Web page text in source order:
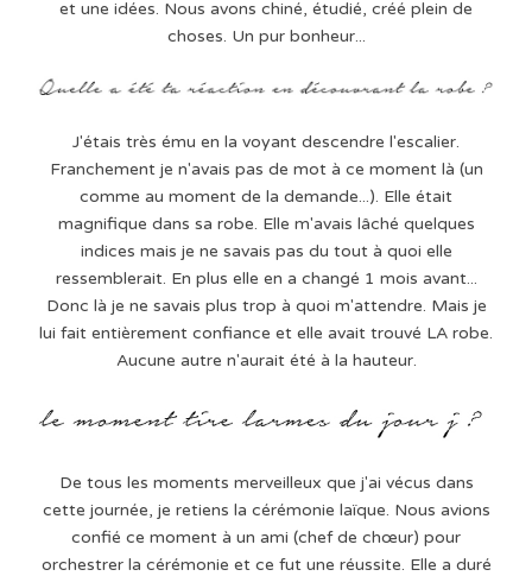
et une idées. Nous avons chiné, étudié, créé plein de
choses. Un pur bonheur...
J'étais très ému en la voyant descendre l'escalier.
Franchement je n'avais pas de mot à ce moment là (un
comme au moment de la demande...). Elle était
magnifique dans sa robe. Elle m'avais lâché quelques
indices mais je ne savais pas du tout à quoi elle
ressemblerait. En plus elle en a changé 1 mois avant...
Donc là je ne savais plus trop à quoi m'attendre. Mais je
lui fait entièrement confiance et elle avait trouvé LA robe.
Aucune autre n'aurait été à la hauteur.
De tous les moments merveilleux que j'ai vécus dans
cette journée, je retiens la cérémonie laïque. Nous avions
confié ce moment à un ami (chef de chœur) pour
orchestrer la cérémonie et ce fut une réussite. Elle a duré